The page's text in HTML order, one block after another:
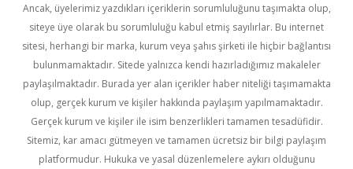
Ancak, üyelerimiz yazdıkları içeriklerin sorumluluğunu taşımakta olup,
siteye üye olarak bu sorumluluğu kabul etmiş sayılırlar. Bu internet
sitesi, herhangi bir marka, kurum veya şahıs şirketi ile hiçbir bağlantısı
bulunmamaktadır. Sitede yalnızca kendi hazırladığımız makaleler
paylaşılmaktadır. Burada yer alan içerikler haber niteliği taşımamakta
olup, gerçek kurum ve kişiler hakkında paylaşım yapılmamaktadır.
Gerçek kurum ve kişiler ile isim benzerlikleri tamamen tesadüfidir.
Sitemiz, kar amacı gütmeyen ve tamamen ücretsiz bir bilgi paylaşım
platformudur. Hukuka ve yasal düzenlemelere aykırı olduğunu